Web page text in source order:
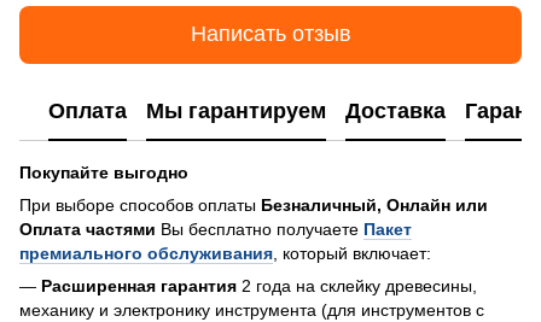
Написать отзыв
Оплата Мы гарантируем Доставка
Покупайте выгодно
При выборе способов оплаты Безналичный, Онлайн или
Оплата частями Вы бесплатно получаете Пакет
премиального обслуживания , который включает:
— Расширенная гарантия 2 года на склейку древесины,
механику и электронику инструмента (для инструментов с